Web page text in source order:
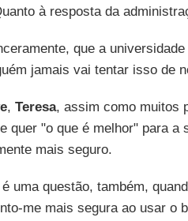
à resposta da
que a
jamais vai tentar isso de
, Teresa, assim como muitos
quer "o que é melhor" para
mais seguro.
uma questão, também,
me mais segura ao usar o